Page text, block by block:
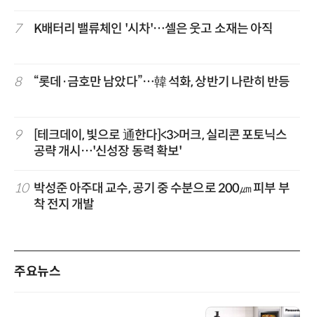
7 K배터리 밸류체인 '시차'…셀은 웃고 소재는 아직
8 “롯데·금호만 남았다”…韓 석화, 상반기 나란히 반등
9
[테크데이, 빛으로 通한다]<3>머크, 실리콘 포토닉스
공략 개시…'신성장 동력 확보'
10 박성준 아주대 교수, 공기 중 수분으로 200㎛ 피부 부
착 전지 개발
주요뉴스